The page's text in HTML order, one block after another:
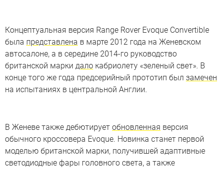
Концептуальная версия Range Rover Evoque Convertible
была представлена в марте 2012 года на Женевском
автосалоне, а в середине 2014-го руководство
британской марки дало кабриолету «зеленый свет». В
конце того же года предсерийный прототип был замечен
на испытаниях в центральной Англии.
В Женеве также дебютирует обновленная версия
обычного кроссовера Evoque. Новинка станет первой
моделью британской марки, получившей адаптивные
светодиодные фары головного света, а также